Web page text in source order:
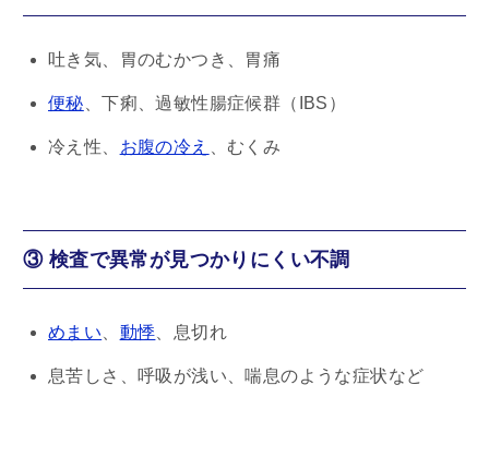
吐き気、胃のむかつき、胃痛
便秘 、下痢、過敏性腸症候群（IBS）
冷え性、 お腹の冷え 、むくみ
③ 検査で異常が見つかりにくい不調
めまい 動悸 、息切れ
息苦しさ、呼吸が浅い、喘息のような症状など